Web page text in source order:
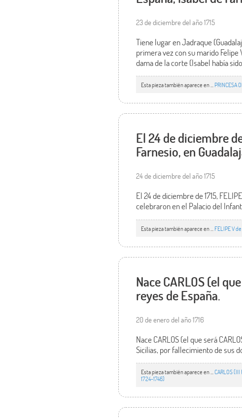
23 de diciembre del año 1715
Tiene lugar en Jadraque
primera vez con su marido
dama de la corte (Isabel había
Esta pieza también aparece en ...PRINCESA
El 24 de diciembre
Farnesio, en
24 de diciembre del año 1715
El 24 de diciembre de 1715,
celebraron en el Palacio del
Esta pieza también aparece en ... FELIPE V
Nace CARLOS (el
reyes de España.
20 de enero del año 1716
Nace CARLOS (el que será
Sicilias, por fallecimiento de sus
Esta pieza también aparece en ...CARLOS
1724-1746)